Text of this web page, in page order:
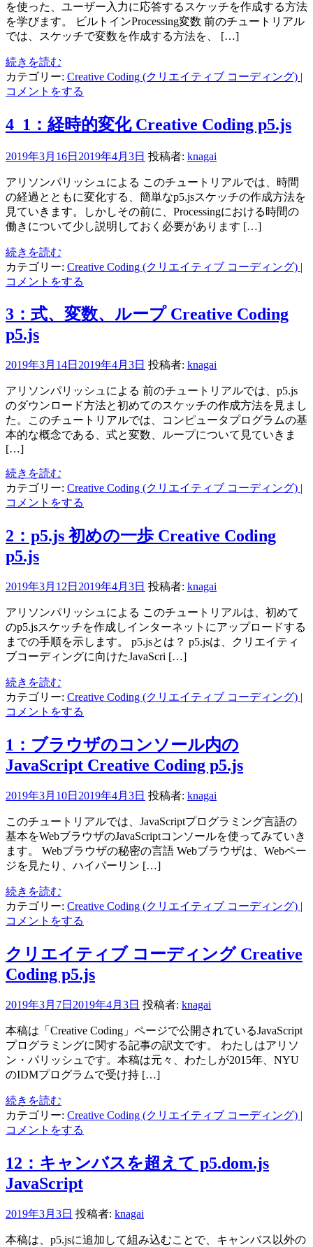
を使った、ユーザー入力に応答するスケッチを作成する方法
を学びます。 ビルトインProcessing変数 前のチュートリアル
では、スケッチで変数を作成する方法を、 […]
続きを読む
カテゴリー: Creative Coding (クリエイティブ コーディング) |
コメントをする
4_1：経時的変化 Creative Coding p5.js
2019年3月16日 2019年4月3日 投稿者: knagai
アリソンパリッシュによる このチュートリアルでは、時間
の経過とともに変化する、簡単なp5.jsスケッチの作成方法を
見ていきます。しかしその前に、Processingにおける時間の
働きについて少し説明しておく必要があります […]
続きを読む
カテゴリー: Creative Coding (クリエイティブ コーディング) |
コメントをする
3：式、変数、ループ Creative Coding
p5.js
2019年3月14日 2019年4月3日 投稿者: knagai
アリソンパリッシュによる 前のチュートリアルでは、p5.js
のダウンロード方法と初めてのスケッチの作成方法を見まし
た。このチュートリアルでは、コンピュータプログラムの基
本的な概念である、式と変数、ループについて見ていきま
[…]
続きを読む
カテゴリー: Creative Coding (クリエイティブ コーディング) |
コメントをする
2：p5.js 初めの一歩 Creative Coding
p5.js
2019年3月12日 2019年4月3日 投稿者: knagai
アリソンパリッシュによる このチュートリアルは、初めて
のp5.jsスケッチを作成しインターネットにアップロードする
までの手順を示します。 p5.jsとは？ p5.jsは、クリエイティ
ブコーディングに向けたJavaScri […]
続きを読む
カテゴリー: Creative Coding (クリエイティブ コーディング) |
コメントをする
1：ブラウザのコンソール内の
JavaScript Creative Coding p5.js
2019年3月10日 2019年4月3日 投稿者: knagai
このチュートリアルでは、JavaScriptプログラミング言語の
基本をWebブラウザのJavaScriptコンソールを使ってみていき
ます。 Webブラウザの秘密の言語 Webブラウザは、Webペー
ジを見たり、ハイパーリン […]
続きを読む
カテゴリー: Creative Coding (クリエイティブ コーディング) |
コメントをする
クリエイティブ コーディング Creative
Coding p5.js
2019年3月7日 2019年4月3日 投稿者: knagai
本稿は「Creative Coding」ページで公開されているJavaScript
プログラミングに関する記事の訳文です。 わたしはアリソ
ン・パリッシュです。本稿は元々、わたしが2015年、NYU
のIDMプログラムで受け持 […]
続きを読む
カテゴリー: Creative Coding (クリエイティブ コーディング) |
コメントをする
12：キャンバスを超えて p5.dom.js
JavaScript
2019年3月3日 投稿者: knagai
本稿は、p5.jsに追加して組み込むことで、キャンバス以外の